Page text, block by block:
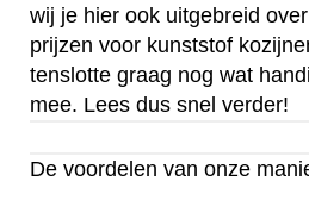
wij je hier ook uitgebreid
prijzen voor kunststof
tenslotte graag nog wat
mee. Lees dus snel verder!
De voordelen van onze